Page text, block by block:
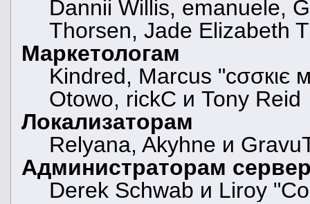
Dannii Willis, emanuele,
Thorsen, Jade Elizabeth
Маркетологам
Kindred, Marcus "cσσкιє
Otowo, rickC и Tony Reid
Локализаторам
Relyana, Akyhne и
Администраторам
Derek Schwab и Liroy